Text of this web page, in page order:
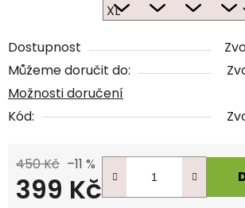
Dostupnost
Můžeme doručit do:
Možnosti doručení
Kód:
450 Kč –11 %
399 Kč